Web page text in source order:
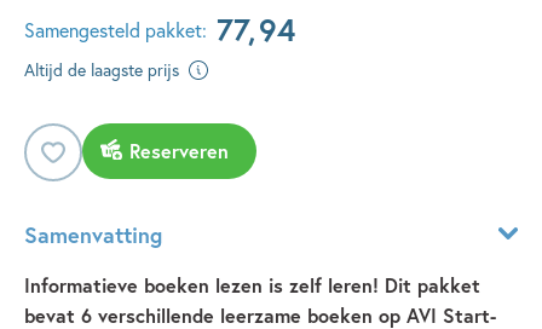
Samengesteld pakket: 77,94
Altijd de laagste prijs
Reserveren
Samenvatting
Informatieve boeken lezen is zelf leren! Dit pakket
bevat 6 verschillende leerzame boeken op AVI Start-